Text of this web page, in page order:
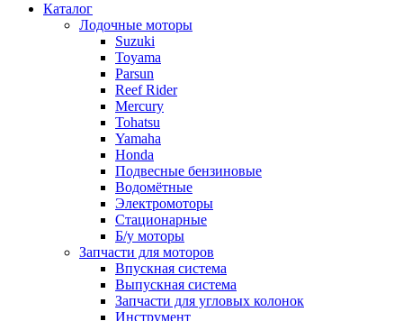
Каталог
Лодочные моторы
Suzuki
Toyama
Parsun
Reef Rider
Mercury
Tohatsu
Yamaha
Honda
Подвесные бензиновые
Водомётные
Электромоторы
Стационарные
Б/у моторы
Запчасти для моторов
Впускная система
Выпускная система
Запчасти для угловых колонок
Инструмент